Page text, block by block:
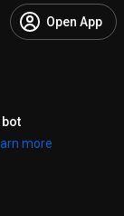
Open App
more